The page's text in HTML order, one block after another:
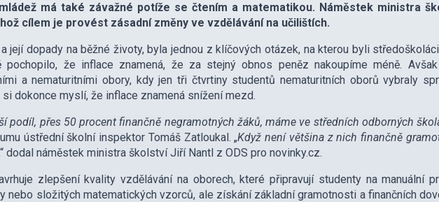
má také závažné potíže se čtením a matematikou. Náměstek ministra
cílem je provést zásadní změny ve vzdělávání na učilištích.
její dopady na běžné životy, byla jednou z klíčových otázek, na kterou byli
pochopilo, že inflace znamená, že za stejný obnos peněz nakoupíme méně.
a nematuritními obory, kdy jen tři čtvrtiny studentů nematuritních oborů vybraly
dokonce myslí, že inflace znamená snížení mezd.
podíl, přes 50 procent finančně negramotných žáků, máme ve středních odborných
ústřední školní inspektor Tomáš Zatloukal. „Když není většina z nich finančně
dodal náměstek ministra školství Jiří Nantl z ODS pro novinky.cz.
zlepšení kvality vzdělávání na oborech, které připravují studenty na manuální
nebo složitých matematických vzorců, ale získání základní gramotnosti a finančních